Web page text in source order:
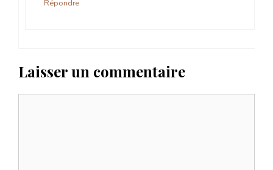
Répondre
Laisser un commentaire